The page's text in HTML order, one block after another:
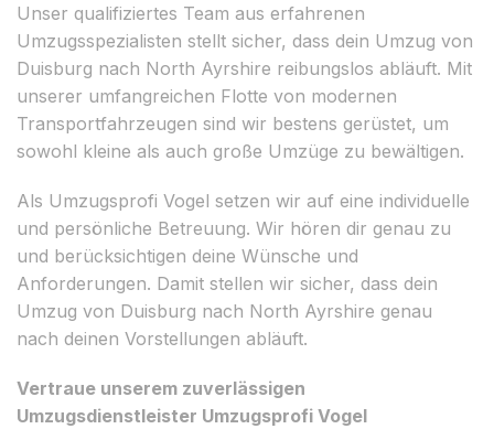
Unser qualifiziertes Team aus erfahrenen
Umzugsspezialisten stellt sicher, dass dein Umzug von
Duisburg nach North Ayrshire reibungslos abläuft. Mit
unserer umfangreichen Flotte von modernen
Transportfahrzeugen sind wir bestens gerüstet, um
sowohl kleine als auch große Umzüge zu bewältigen.
Als Umzugsprofi Vogel setzen wir auf eine individuelle
und persönliche Betreuung. Wir hören dir genau zu
und berücksichtigen deine Wünsche und
Anforderungen. Damit stellen wir sicher, dass dein
Umzug von Duisburg nach North Ayrshire genau
nach deinen Vorstellungen abläuft.
Vertraue unserem zuverlässigen
Umzugsdienstleister Umzugsprofi Vogel